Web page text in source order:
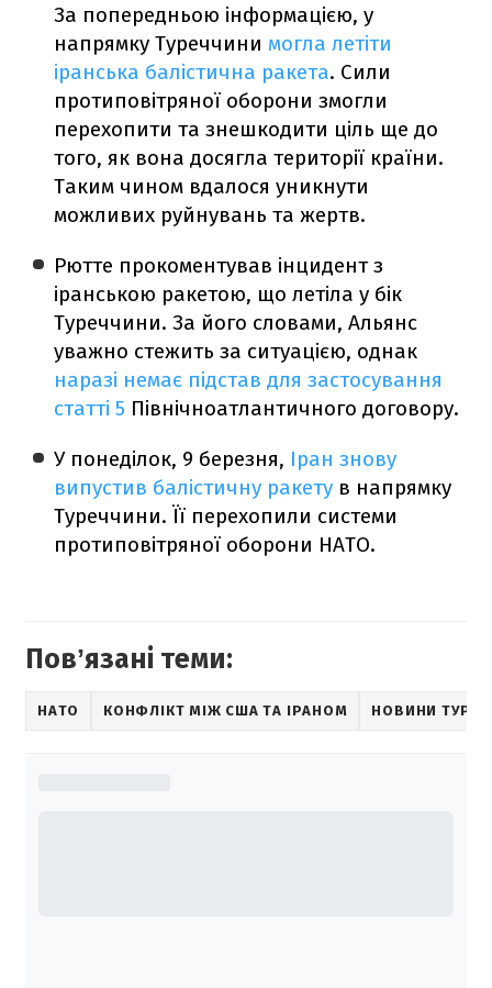
За попередньою інформацією, у
напрямку Туреччини могла летіти
іранська балістична ракета. Сили
протиповітряної оборони змогли
перехопити та знешкодити ціль ще до
того, як вона досягла території країни.
Таким чином вдалося уникнути
можливих руйнувань та жертв.
Рютте прокоментував інцидент з
іранською ракетою, що летіла у бік
Туреччини. За його словами, Альянс
уважно стежить за ситуацією, однак
наразі немає підстав для застосування
статті 5 Північноатлантичного договору.
У понеділок, 9 березня, Іран знову
випустив балістичну ракету в напрямку
Туреччини. Її перехопили системи
протиповітряної оборони НАТО.
Повʼязані теми:
НАТО КОНФЛІКТ МІЖ США ТА ІРАНОМ НОВИНИ